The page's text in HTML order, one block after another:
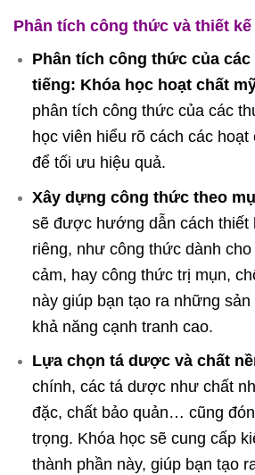
Phân tích công thức và thiết kế
Phân tích công thức của các
tiếng: Khóa học hoạt chất
phân tích công thức của các
học viên hiểu rõ cách các
để tối ưu hiệu quả.
Xây dựng công thức theo
sẽ được hướng dẫn cách thiết
riêng, như công thức dành
cảm, hay công thức trị mụn,
này giúp bạn tạo ra những
khả năng cạnh tranh cao.
Lựa chọn tá dược và chất
chính, các tá dược như chất
đặc, chất bảo quản… cũng
trọng. Khóa học sẽ cung cấp
thành phần này, giúp bạn tạo